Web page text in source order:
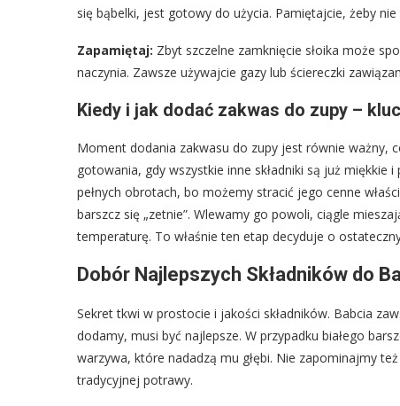
się bąbelki, jest gotowy do użycia. Pamiętajcie, żeby
Zapamiętaj: Zbyt szczelne zamknięcie słoika może
naczynia. Zawsze używajcie gazy lub ściereczki
Kiedy i jak dodać zakwas do zupy –
Moment dodania zakwasu do zupy jest równie ważny,
gotowania, gdy wszystkie inne składniki są już miękkie
pełnych obrotach, bo możemy stracić jego cenne
barszcz się „zetnie”. Wlewamy go powoli, ciągle
temperaturę. To właśnie ten etap decyduje o
Dobór Najlepszych Składników do
Sekret tkwi w prostocie i jakości składników. Babcia
dodamy, musi być najlepsze. W przypadku białego
warzywa, które nadadzą mu głębi. Nie zapominajmy
tradycyjnej potrawy.